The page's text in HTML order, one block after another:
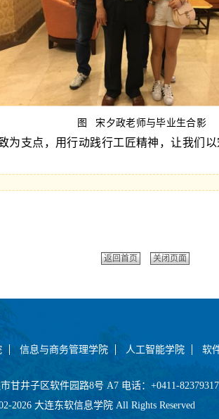
图 宋夕政老师与毕业生合影
为支点 ， 用行动践行工匠精神 ，让我们
返回首页 关闭页面
信息与商务管理学院 人工智能学院 软
甘井子区软件园路8号 A7 电话：+0411-82379317
2026 大连东软信息学院 All Rights Reserved